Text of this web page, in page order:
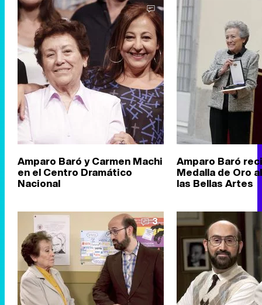
Amparo Baró y Carmen Machi
en el Centro Dramático
Nacional
Amparo Baró
Medalla de Oro
las Bellas Artes
3